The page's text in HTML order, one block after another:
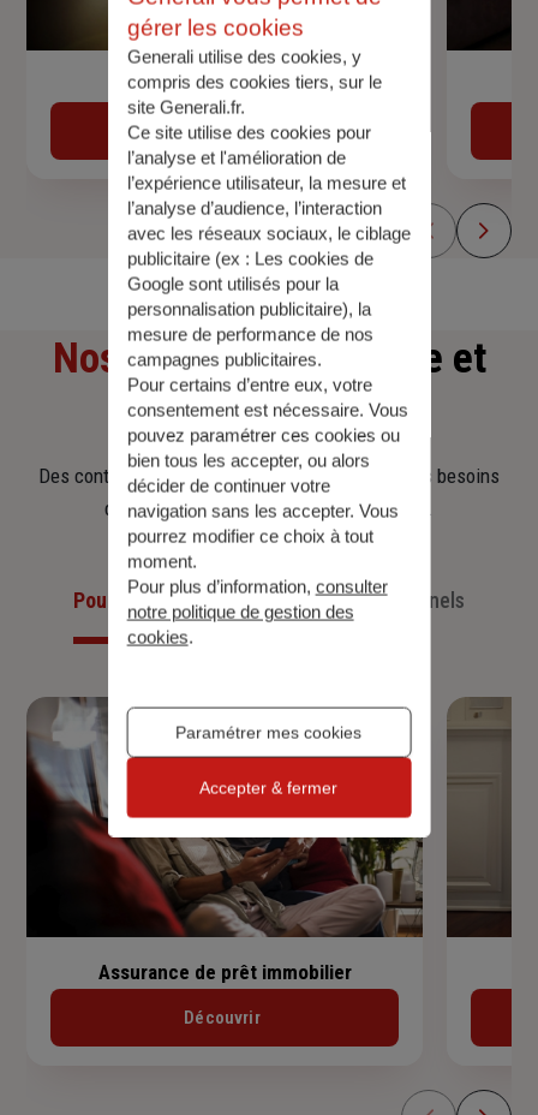
Devis assurance auto
Obtenir une estimation
Nos offresd'assurance et
d'épargne
Des contrats clairs et flexibles pour sécuriser vos besoins
d’aujourd’hui et anticiper ceux de demain.
Pour les particuliersPour les professionnels
Assurance de prêt immobilier
Découvrir
gérer les cookies
Generali utilise des cookies, y
compris des cookies tiers, sur le
site Generali.fr.
Ce site utilise des cookies pour
l’analyse et l'amélioration de
l’expérience utilisateur, la mesure et
l’analyse d’audience, l’interaction
avec les réseaux sociaux, le ciblage
publicitaire (ex : Les cookies de
Google sont utilisés pour la
personnalisation publicitaire), la
mesure de performance de nos
campagnes publicitaires.
Pour certains d’entre eux, votre
consentement est nécessaire. Vous
pouvez paramétrer ces cookies ou
bien tous les accepter, ou alors
décider de continuer votre
navigation sans les accepter. Vous
pourrez modifier ce choix à tout
moment.
Pour plus d’information, consulter
notre politique de gestion des
cookies.
Paramétrer mes cookies
Accepter & fermer